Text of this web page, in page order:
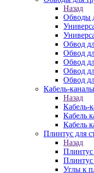
Назад
Обводы
Обвод
Обвод
Обвод
Обвод
Обвод
Кабель-
Назад
Кабель-
Кабель
Кабель
Плинтус для
Назад
Углы к